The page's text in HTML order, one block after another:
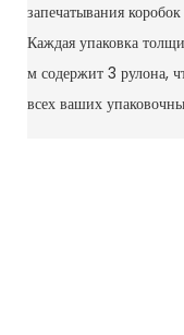
запечатывания
Каждая упаковка
м содержит 3 рулона,
всех ваших